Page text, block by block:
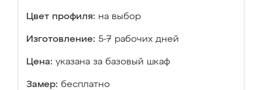
Цвет профиля: на выбор
Изготовление: 5-7 рабочих дней
Цена: указана за базовый шкаф
Замер: бесплатно